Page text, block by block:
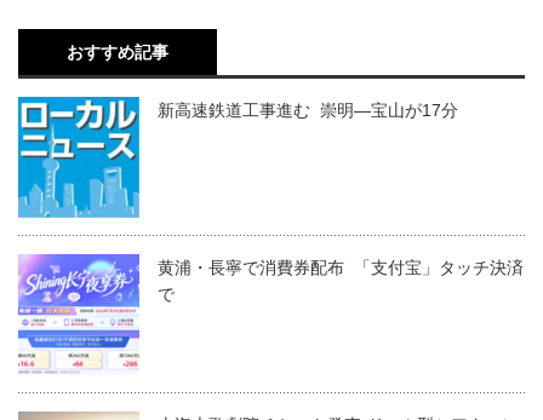
おすすめ記事
新高速鉄道工事進む 崇明―宝山が17分
黄浦・長寧で消費券配布 「支付宝」タッチ決済
で